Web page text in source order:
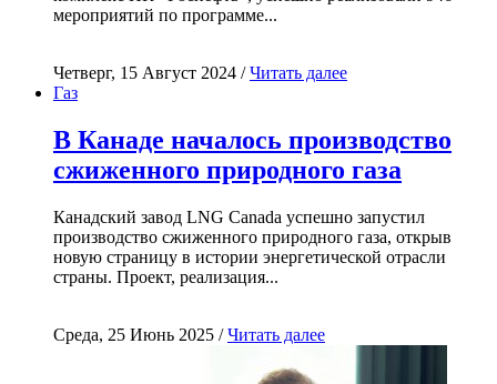
мероприятий по программе...
Четверг, 15 Август 2024 /Читать далее
Газ
В Канаде началось производство
сжиженного природного газа
Канадский завод LNG Canada успешно запустил
производство сжиженного природного газа, открыв
новую страницу в истории энергетической отрасли
страны. Проект, реализация...
Среда, 25 Июнь 2025 /Читать далее